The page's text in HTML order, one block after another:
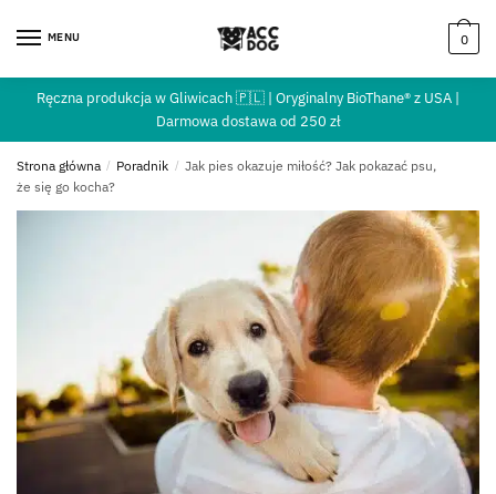
MENU 0
Ręczna produkcja w Gliwicach 🇵🇱 | Oryginalny BioThane® z USA |
Darmowa dostawa od 250 zł
Strona główna / Poradnik / Jak pies okazuje miłość? Jak pokazać psu,
że się go kocha?